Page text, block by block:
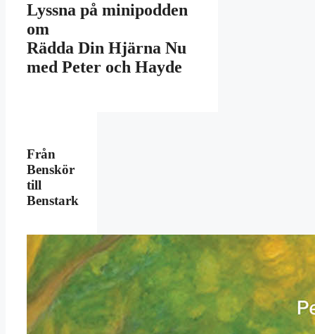
Lyssna på minipodden
om
Rädda Din Hjärna Nu
med Peter och Hayde
Från
Benskör
till
Benstark